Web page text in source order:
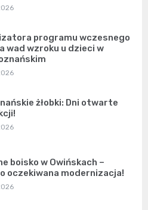
programu wczesnego
wad wzroku u dzieci w
żłobki: Dni otwarte
boisko w Owińskach –
oczekiwana modernizacja!